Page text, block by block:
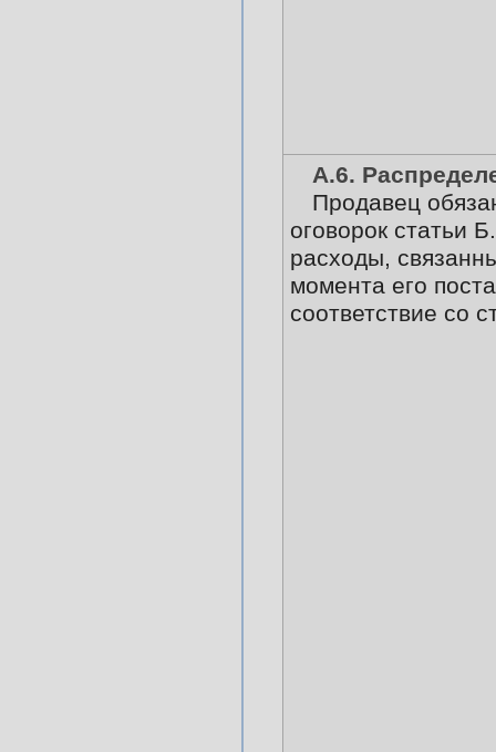
А.6.
Продавец
оговорок статьи
расходы,
момента его
соответствие со